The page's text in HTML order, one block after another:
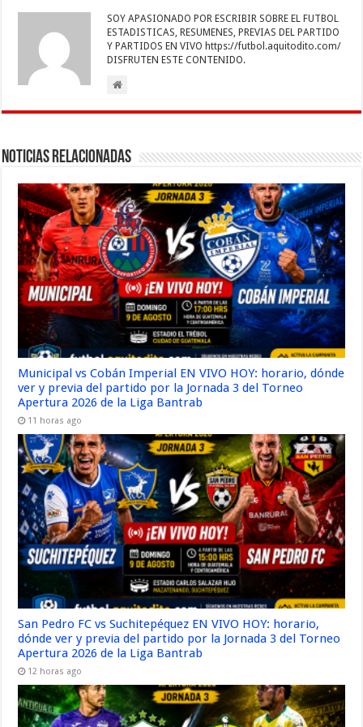
o
o
k
p
p
dI
n
g
er
a
m
ar
ti
SOY APASIONADO POR ESCRIBIR SOBRE EL FUTBOL
ESTADISTICAS, RESUMENES, PREVIAS DEL PARTIDO
Y PARTIDOS EN VIVO https://futbol.aquitodito.com/
DISFRUTEN ESTE CONTENIDO.
Noticias Relacionadas
Municipal vs Cobán Imperial EN VIVO HOY: horario, dónde
ver y previa del partido por la Jornada 3 del Torneo
Apertura 2026 de la Liga Bantrab
11 horas ago
San Pedro FC vs Suchitepéquez EN VIVO HOY: horario,
dónde ver y previa del partido por la Jornada 3 del Torneo
Apertura 2026 de la Liga Bantrab
12 horas ago